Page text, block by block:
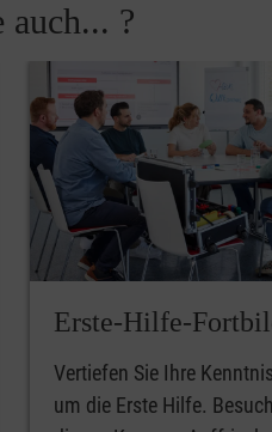
auch... ?
Erste-Hilfe-
Vertiefen Sie Ihre
um die Erste Hilfe.